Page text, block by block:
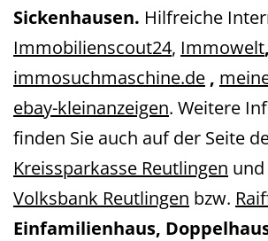
Sickenhausen. Hilfreiche
Immobilienscout24, Immowelt,
immosuchmaschine.de ,
ebay-kleinanzeigen. Weitere
finden Sie auch auf der Seite
Kreissparkasse Reutlingen
Volksbank Reutlingen bzw.
Einfamilienhaus,